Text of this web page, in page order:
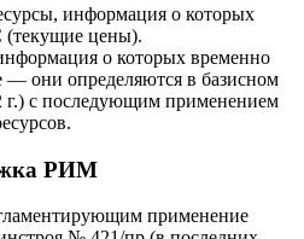
информация о которых
цены).
о которых временно
— они определяются в базисном
г.) с последующим применением
РИМ
применение